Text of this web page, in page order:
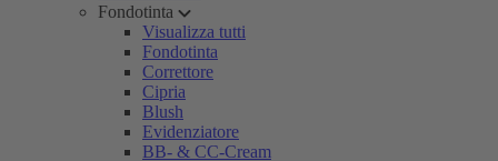
Fondotinta
Visualizza tutti
Fondotinta
Correttore
Cipria
Blush
Evidenziatore
BB- & CC-Cream